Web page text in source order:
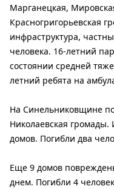
Марганецкая,
Красногригорьевская
инфраструктура,
человека. 16-летний
состоянии средней
летний ребята на
На Синельниковщине
Николаевская громады.
домов. Погибли два
Еще 9 домов
днем. Погибли 4